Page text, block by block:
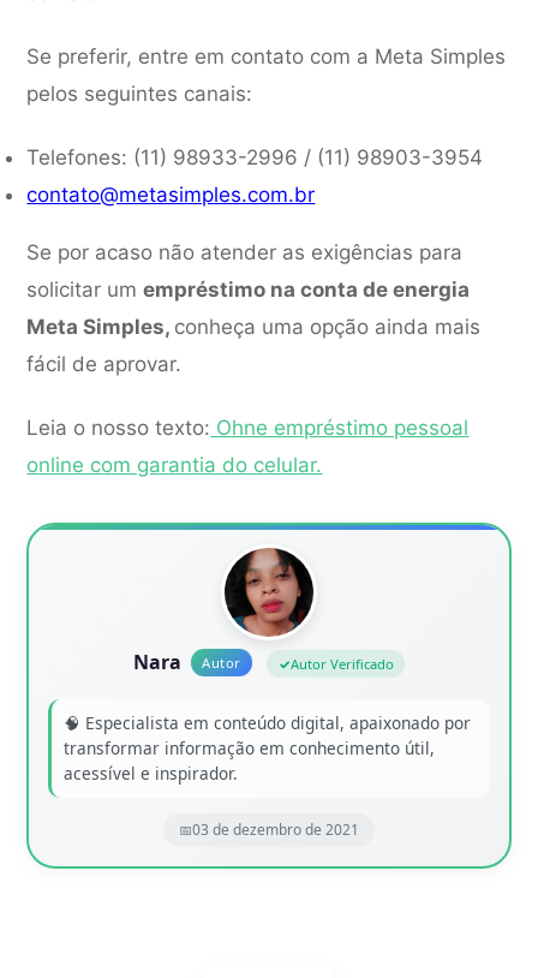
Se preferir, entre em contato com a Meta Simples
pelos seguintes canais:
Telefones: (11) 98933-2996 / (11) 98903-3954
contato@metasimples.com.br
Se por acaso não atender as exigências para
solicitar umempréstimo na conta de energia
Meta Simples, conheça uma opção ainda mais
fácil de aprovar.
Leia o nosso texto: Ohne empréstimo pessoal
online com garantia do celular.
Nara Autor Verificado
🧠 Especialista em conteúdo digital, apaixonado por
transformar informação em conhecimento útil,
acessível e inspirador.
03 de dezembro de 2021